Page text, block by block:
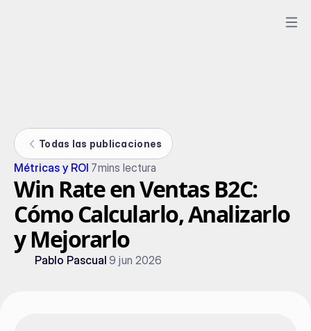
Todas las publicaciones
Métricas y ROI 7mins lectura
Win Rate en Ventas B2C:
Cómo Calcularlo, Analizarlo
y Mejorarlo
Pablo Pascual 9 jun 2026